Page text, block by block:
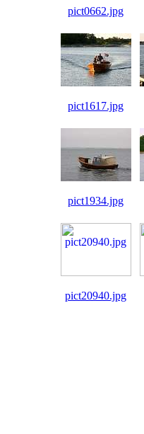
pict0662.jpg
pict1617.jpg
pict1934.jpg
pict20940.jpg